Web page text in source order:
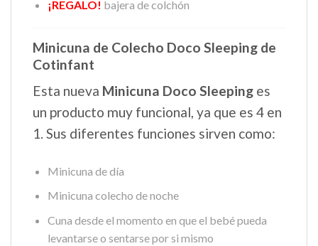
¡REGALO! bajera de colchón
Minicuna de Colecho Doco Sleeping de
Cotinfant
Esta nueva Minicuna Doco Sleeping es
un producto muy funcional, ya que es 4 en
1. Sus diferentes funciones sirven como:
Minicuna de día
Minicuna colecho de noche
Cuna desde el momento en que el bebé pueda
levantarse o sentarse por si mismo